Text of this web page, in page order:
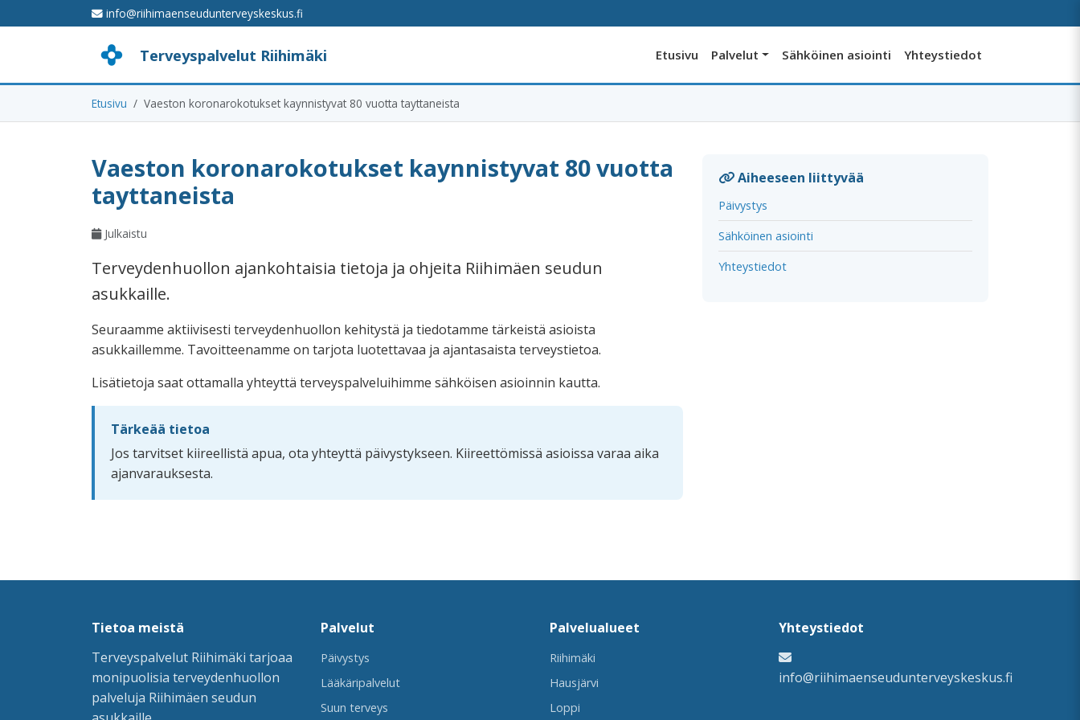
info@riihimaenseudunterveyskeskus.fi
Terveyspalvelut Riihimäki Etusivu Palvelut Sähköinen asiointi Yhteystiedot
Etusivu Vaeston koronarokotukset kaynnistyvat 80 vuotta tayttaneista
Vaeston koronarokotukset kaynnistyvat 80 vuotta
tayttaneista
Julkaistu
Terveydenhuollon ajankohtaisia tietoja ja ohjeita Riihimäen seudun
asukkaille.
Seuraamme aktiivisesti terveydenhuollon kehitystä ja tiedotamme tärkeistä asioista
asukkaillemme. Tavoitteenamme on tarjota luotettavaa ja ajantasaista terveystietoa.
Lisätietoja saat ottamalla yhteyttä terveyspalveluihimme sähköisen asioinnin kautta.
Tärkeää tietoa
Jos tarvitset kiireellistä apua, ota yhteyttä päivystykseen. Kiireettömissä asioissa varaa aika
ajanvarauksesta.
Aiheeseen liittyvää
Päivystys
Sähköinen asiointi
Yhteystiedot
Tietoa meistä
Terveyspalvelut Riihimäki tarjoaa
monipuolisia terveydenhuollon
palveluja Riihimäen seudun
Palvelut
Päivystys
Lääkäripalvelut
Suun terveys
Palvelualueet
Riihimäki
Hausjärvi
Loppi
Yhteystiedot
info@riihimaenseudunterveyskeskus.fi